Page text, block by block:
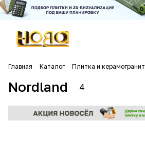
Главная Каталог Плитка и керамогранит
Nordland 4